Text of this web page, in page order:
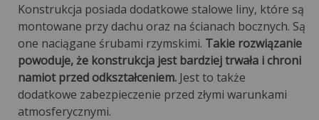
Konstrukcja posiada dodatkowe stalowe liny, które są
montowane przy dachu oraz na ścianach bocznych. Są
one naciągane śrubami rzymskimi. Takie rozwiązanie
powoduje, że konstrukcja jest bardziej trwała i chroni
namiot przed odkształceniem. Jest to także
dodatkowe zabezpieczenie przed złymi warunkami
atmosferycznymi.